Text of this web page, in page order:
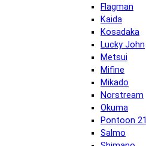
Flagman
Kaida
Kosadaka
Lucky John
Metsui
Mifine
Mikado
Norstream
Okuma
Pontoon 21
Salmo